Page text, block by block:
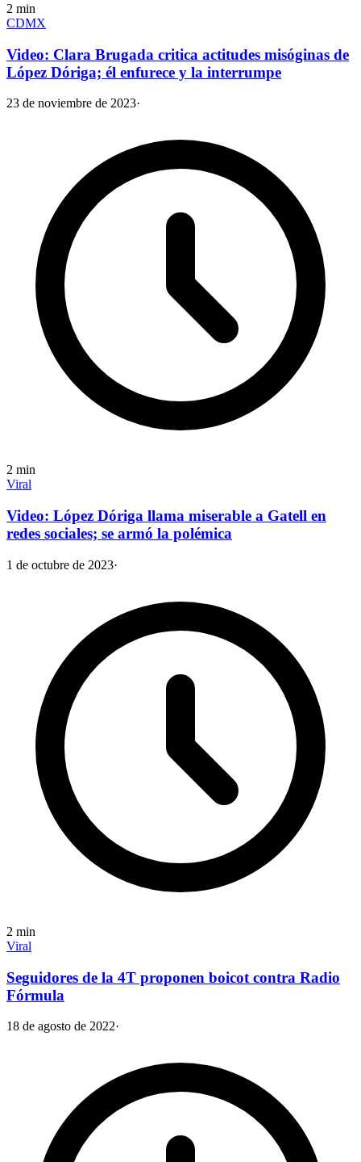
2 min
CDMX
Video: Clara Brugada critica actitudes misóginas de
López Dóriga; él enfurece y la interrumpe
23 de noviembre de 2023·
2 min
Viral
Video: López Dóriga llama miserable a Gatell en
redes sociales; se armó la polémica
1 de octubre de 2023·
2 min
Viral
Seguidores de la 4T proponen boicot contra Radio
Fórmula
18 de agosto de 2022·